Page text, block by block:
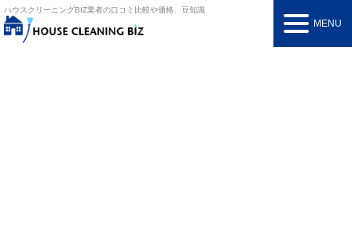
ハウスクリーニングBIZ業者の口コミ比較や価格、豆知識
MENU